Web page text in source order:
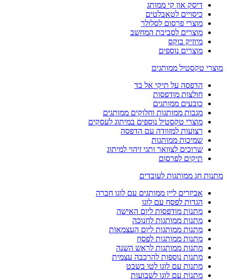
דיסק און קי ממותג
כיסויים לטאבלטים
מוצרי פרסום לסלולר
מוצרים לסביבת המחשב
מיוזיק בוקס
מוצרים נוספים
מוצרי טקסטיל ממותגים
הדפסה על תיקי אל בד
חולצות מודפסות
כובעים ממותגים
מגבות ממותגות וחלוקים ממותגים
מוצרי טקסטיל נוספים במיתוג לעסקים
רצועות למזוודה עם הדפסה
שמיכות ממותגות
שרוכים לצוואר ותגי זיהוי למיתוג
תיקים לפרסום
מתנות חג ממותגות לעובדים
אביזרים ליין ממותגים עם לוגו חברה
הגדות לפסח עם לוגו
מתנות מודפסות ליום האישה
מתנות ממותגות לחנוכה
מתנות ממותגות ליום העצמאות
מתנות ממותגות לפסח
מתנות ממותגות לראש השנה
מתנות נוספות להרכבה עצמית
מתנות עם לוגו לטו בשבט
מתנות עם לוגו לשבועות